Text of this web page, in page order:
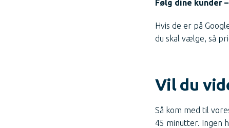
Følg dine kunder
Hvis de er på
du skal vælge, så
Vil du
Så kom med til
45 minutter. Ingen